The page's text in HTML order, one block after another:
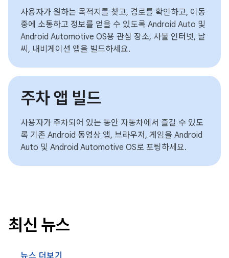
사용자가 원하는 목적지를 찾고, 경로를 확인하고, 이동
중에 소통하고 정보를 얻을 수 있도록 Android Auto 및
Android Automotive OS용 관심 장소, 사물 인터넷, 날
씨, 내비게이션 앱을 빌드하세요.
주차 앱 빌드
사용자가 주차되어 있는 동안 자동차에서 즐길 수 있도
록 기존 Android 동영상 앱, 브라우저, 게임을 Android
Auto 및 Android Automotive OS로 포팅하세요.
최신 뉴스
뉴스 더보기